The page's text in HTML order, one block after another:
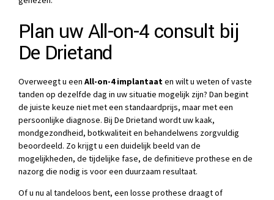
Plan uw All-on-4 consult bij
De Drietand
Overweegt u een All-on-4 implantaaten wilt u weten of vaste
tanden op dezelfde dag in uw situatie mogelijk zijn? Dan begint
de juiste keuze niet met een standaardprijs, maar met een
persoonlijke diagnose. Bij De Drietand wordt uw kaak,
mondgezondheid, botkwaliteit en behandelwens zorgvuldig
beoordeeld. Zo krijgt u een duidelijk beeld van de
mogelijkheden, de tijdelijke fase, de definitieve prothese en de
nazorg die nodig is voor een duurzaam resultaat.
Of u nu al tandeloos bent, een losse prothese draagt of